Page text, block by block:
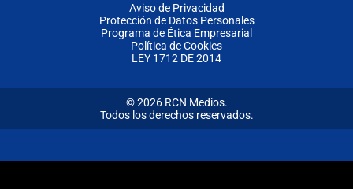
Aviso de Privacidad
Protección de Datos Personales
Programa de Ética Empresarial
Política de Cookies
LEY 1712 DE 2014
© 2026 RCN Medios.
Todos los derechos reservados.